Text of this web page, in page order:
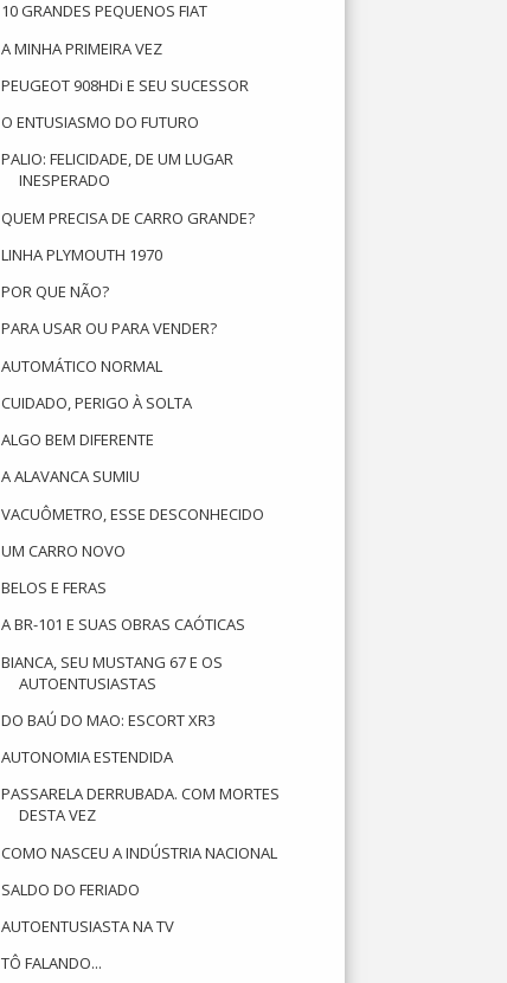
10 GRANDES PEQUENOS FIAT
A MINHA PRIMEIRA VEZ
PEUGEOT 908HDi E SEU SUCESSOR
O ENTUSIASMO DO FUTURO
PALIO: FELICIDADE, DE UM LUGAR
INESPERADO
QUEM PRECISA DE CARRO GRANDE?
LINHA PLYMOUTH 1970
POR QUE NÃO?
PARA USAR OU PARA VENDER?
AUTOMÁTICO NORMAL
CUIDADO, PERIGO À SOLTA
ALGO BEM DIFERENTE
A ALAVANCA SUMIU
VACUÔMETRO, ESSE DESCONHECIDO
UM CARRO NOVO
BELOS E FERAS
A BR-101 E SUAS OBRAS CAÓTICAS
BIANCA, SEU MUSTANG 67 E OS
AUTOENTUSIASTAS
DO BAÚ DO MAO: ESCORT XR3
AUTONOMIA ESTENDIDA
PASSARELA DERRUBADA. COM MORTES
DESTA VEZ
COMO NASCEU A INDÚSTRIA NACIONAL
SALDO DO FERIADO
AUTOENTUSIASTA NA TV
TÔ FALANDO...